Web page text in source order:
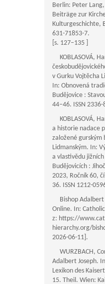
Berlin: Peter
Beiträge zur
Kulturgeschichte,
631-71853-7.
[s. 127–135 ]
KOBLASOVÁ,
v Gurku Vojtěcha
In: Obnovená
Budějovice :
44–46. ISSN 2336-
KOBLASOVÁ,
a historie nadace
založené gurským
Lidmanským. In:
a vlastivědu jižních
Budějovicích :
2023, Ročník 60,
36. ISSN 1212-
Bishop Adalbert
Online. In:
z: https://
hierarchy.org/
2026-06-11].
WURZBACH,
Adalbert Joseph.
Lexikon des
15. Theil. Wien: